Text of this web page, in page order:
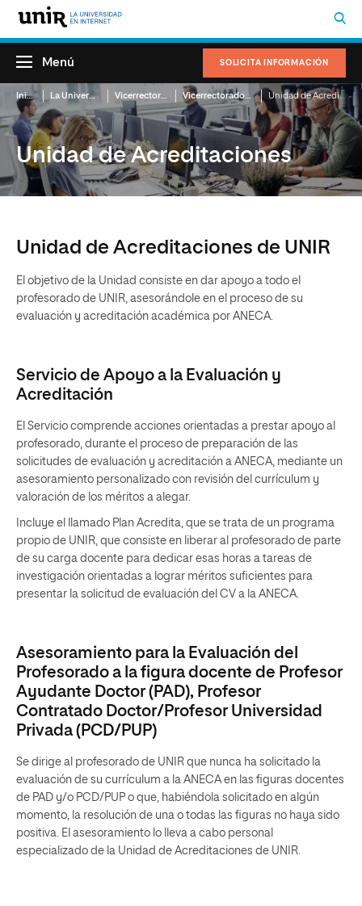
SOLICITA INFORMACIÓN
Menú
Inicio La Universidad Vicerrectorados Unidad de Acreditaciones
Unidad de Acreditaciones
Unidad de Acreditaciones de UNIR
El objetivo de la Unidad consiste en dar apoyo a todo el
profesorado de UNIR, asesorándole en el proceso de su
evaluación y acreditación académica por ANECA.
Servicio de Apoyo a la Evaluación y
Acreditación
El Servicio comprende acciones orientadas a prestar apoyo al
profesorado, durante el proceso de preparación de las
solicitudes de evaluación y acreditación a ANECA, mediante un
asesoramiento personalizado con revisión del currículum y
valoración de los méritos a alegar.
Incluye el llamado Plan Acredita, que se trata de un programa
propio de UNIR, que consiste en liberar al profesorado de parte
de su carga docente para dedicar esas horas a tareas de
investigación orientadas a lograr méritos suficientes para
presentar la solicitud de evaluación del CV a la ANECA.
Asesoramiento para la Evaluación del
Profesorado a la figura docente de Profesor
Ayudante Doctor (PAD), Profesor
Contratado Doctor/Profesor Universidad
Privada (PCD/PUP)
Se dirige al profesorado de UNIR que nunca ha solicitado la
evaluación de su currículum a la ANECA en las figuras docentes
de PAD y/o PCD/PUP o que, habiéndola solicitado en algún
momento, la resolución de una o todas las figuras no haya sido
positiva. El asesoramiento lo lleva a cabo personal
especializado de la Unidad de Acreditaciones de UNIR.